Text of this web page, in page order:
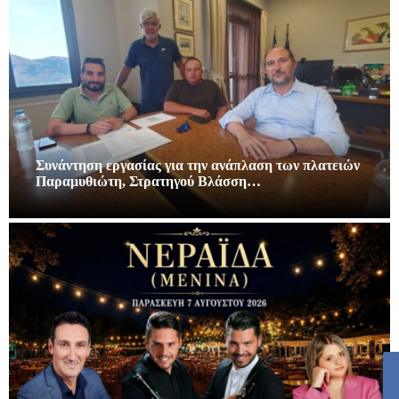
Συνάντηση εργασίας για την ανάπλαση των πλατειών
Παραμυθιώτη, Στρατηγού Βλάσση…